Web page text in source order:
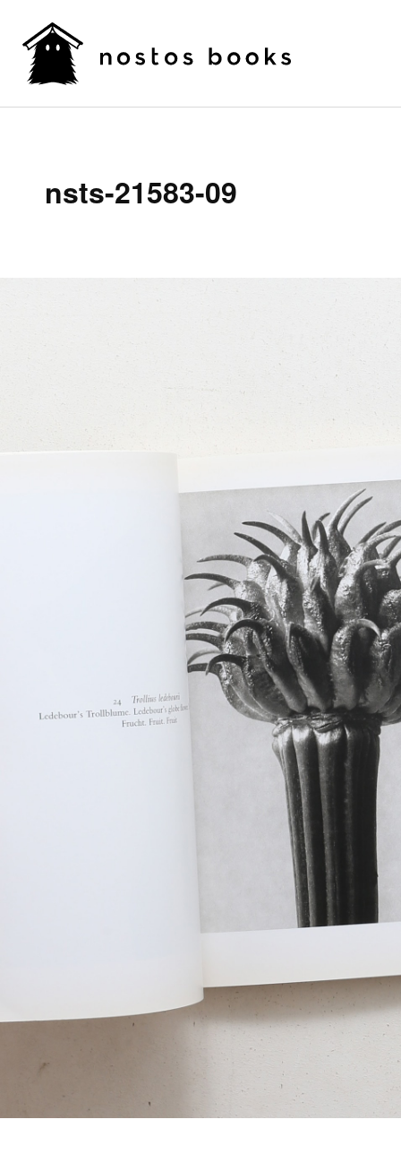
nsts-21583-09